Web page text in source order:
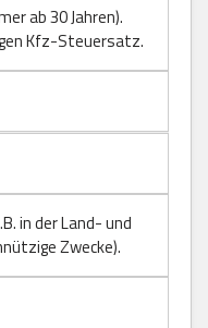
ab 30 Jahren).
Kfz-Steuersatz.
in der Land- und
Zwecke).